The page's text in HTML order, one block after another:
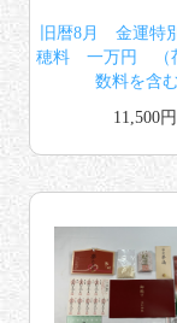
旧暦8月 金運特
穂料 一万円 （
数料を含む
11,500円